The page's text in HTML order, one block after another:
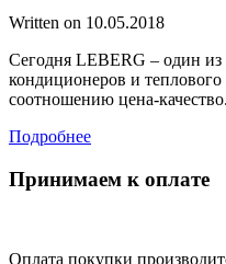
Written on 10.05.2018
Сегодня LEBERG – один из
кондиционеров и
соотношению цена-качество.
Подробнее
Принимаем к оплате
Оплата покупки